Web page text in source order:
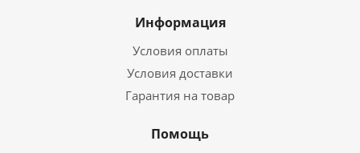
Информация
Условия оплаты
Условия доставки
Гарантия на товар
Помощь